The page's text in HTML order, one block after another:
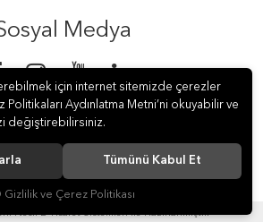
Medya
ve Otomasyon A.Ş. Tüm hakları saklıdır.
Nesil E-Ticaret Sistemleri ile Hazırlanmıştır.
için internet sitemizde çerezler
Politikaları Aydınlatma Metni’ni okuyabilir ve
değiştirebilirsiniz.
Tümünü Kabul Et
Gizlilik ve Çerez Politikası